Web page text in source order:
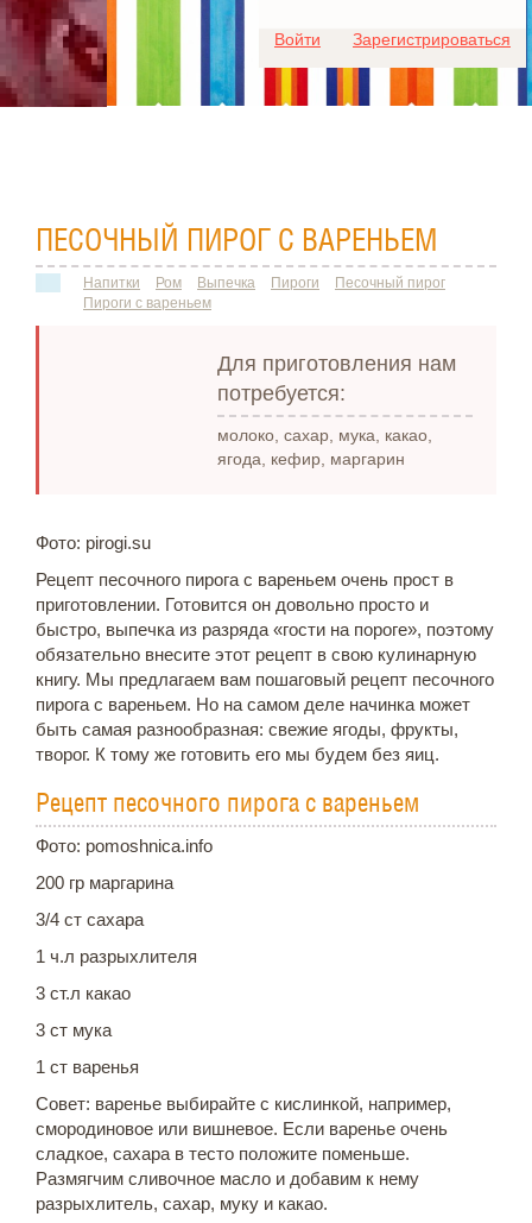
Войти Зарегистрироваться
ПЕСОЧНЫЙ ПИРОГ С ВАРЕНЬЕМ
Напитки Ром Выпечка Пироги
Песочный пирог
Пироги с вареньем
Для приготовления нам
потребуется:
молоко, сахар, мука, какао,
ягода, кефир, маргарин
Фото: pirogi.su
Рецепт песочного пирога с вареньем очень прост в
приготовлении. Готовится он довольно просто и
быстро, выпечка из разряда «гости на пороге», поэтому
обязательно внесите этот рецепт в свою кулинарную
книгу. Мы предлагаем вам пошаговый рецепт песочного
пирога с вареньем. Но на самом деле начинка может
быть самая разнообразная: свежие ягоды, фрукты,
творог. К тому же готовить его мы будем без яиц.
Рецепт песочного пирога с вареньем
Фото: pomoshnica.info
200 гр маргарина
3/4 ст сахара
1 ч.л разрыхлителя
3 ст.л какао
3 ст мука
1 ст варенья
Совет: варенье выбирайте с кислинкой, например,
смородиновое или вишневое. Если варенье очень
сладкое, сахара в тесто положите поменьше.
Размягчим сливочное масло и добавим к нему
разрыхлитель, сахар, муку и какао.
Для любых предложений по